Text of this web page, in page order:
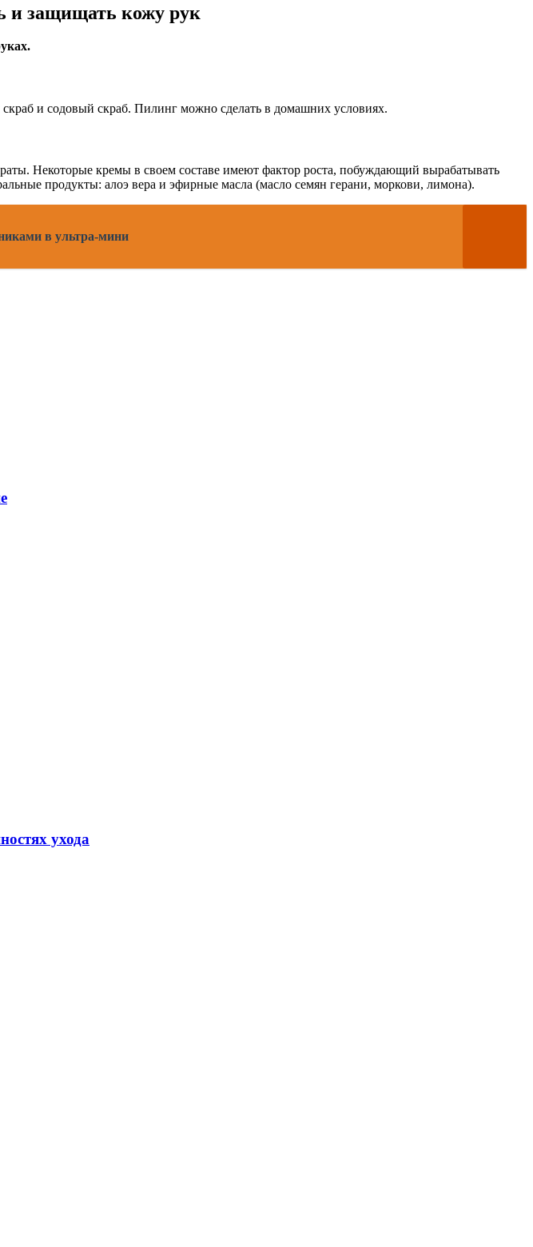
и защищать кожу рук
и содовый скраб. Пилинг можно сделать в домашних условиях.
Некоторые кремы в своем составе имеют фактор роста, побуждающий вырабатывать
продукты: алоэ вера и эфирные масла (масло семян герани, моркови, лимона).
в ультра-мини
ухода